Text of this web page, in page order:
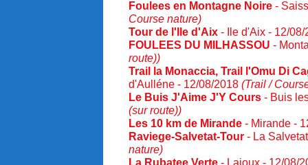
Foulees en Montagne Noire -
Course nature)
Tour de l'Ile d'Aix - Ile d'Aix - 12/
FOULEES DU MILHASSOU -
route))
Trail la Monaccia, Trail l'Omu Di
d'Aulléne - 12/08/2018 (Trail /
Le Buis J'Aime J'Y Cours - Buis
(sur route))
Les 10 km de Mirande - Mirande -
Raviege-Salvetat-Tour - La
nature)
La Rubatee Verte - Lajoux - 12/08/